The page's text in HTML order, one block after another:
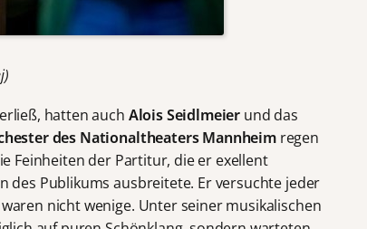
hatten auch Alois Seidlmeier und das
des Nationaltheaters Mannheimregen
Feinheiten der Partitur, die er exellent
Publikums ausbreitete. Er versuchte jeder
nicht wenige. Unter seiner musikalischen